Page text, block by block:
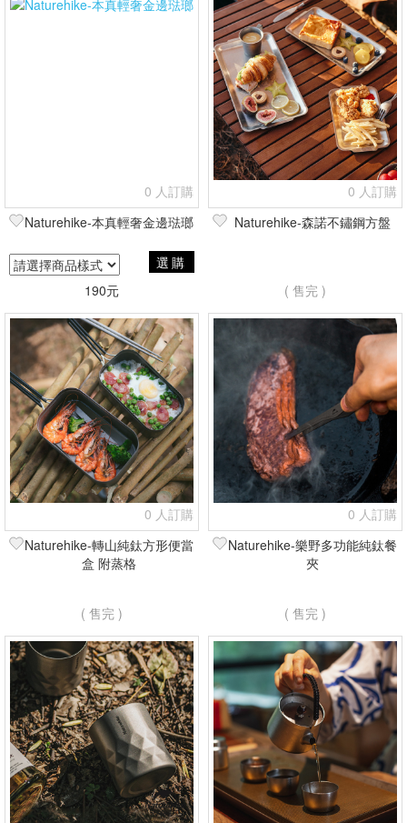
0 人訂購
Naturehike-本真輕奢金邊琺瑯
選購
190元
0 人訂購
Naturehike-森諾不鏽鋼方盤
( 售完 )
0 人訂購
Naturehike-轉山純鈦方形便當
盒 附蒸格
( 售完 )
0 人訂購
Naturehike-樂野多功能純鈦餐
夾
( 售完 )